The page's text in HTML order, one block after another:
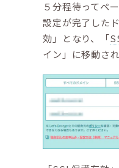
５分程待ってペ
設定が完了した
効」となり、「
イン」に移動され